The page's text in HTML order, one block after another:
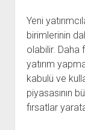
Yeni
birimlerinin
olabilir. Daha
yatırım
kabulü ve
piyasasının
fırsatlar